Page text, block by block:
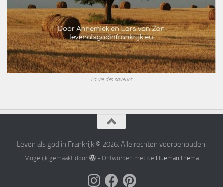
La vie des saveurs
Leven als god in Frankrijk © 2026. Alle rechten voorbehouden.
Mogelijk gemaakt door - Ontworpen met de Hueman thema